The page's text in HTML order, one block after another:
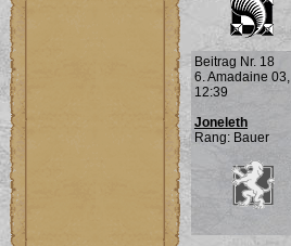
Beitrag Nr. 18
6. Amadaine 03,
12:39
Joneleth
Rang: Bauer